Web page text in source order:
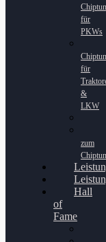
für
PKWs
für
&
LKW
zum
Hall
of
Fame